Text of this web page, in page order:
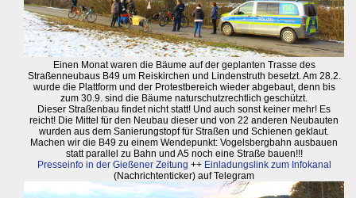
Einen Monat waren die Bäume auf der geplanten Trasse des
Straßenneubaus B49 um Reiskirchen und Lindenstruth besetzt. Am 28.2.
wurde die Plattform und der Protestbereich wieder abgebaut, denn bis
zum 30.9. sind die Bäume naturschutzrechtlich geschützt.
Dieser Straßenbau findet nicht statt! Und auch sonst keiner mehr! Es
reicht! Die Mittel für den Neubau dieser und von 22 anderen Neubauten
wurden aus dem Sanierungstopf für Straßen und Schienen geklaut.
Machen wir die B49 zu einem Wendepunkt: Vogelsbergbahn ausbauen
statt parallel zu Bahn und A5 noch eine Straße bauen!!!
Presseinfo in der Gießener Zeitung ++ Einladungslink zum Infokanal
(Nachrichtenticker) auf Telegram